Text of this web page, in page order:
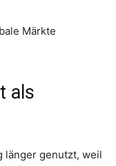
Märkte
als
länger genutzt, weil